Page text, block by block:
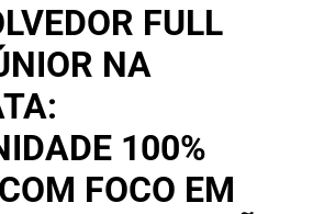
FULL
NA
100%
FOCO EM